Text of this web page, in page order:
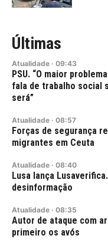
Últimas
Atualidade · 09:43
PSU. “O maior
fala de trabalho social
será”
Atualidade · 08:57
Forças de segurança
migrantes em Ceuta
Atualidade · 08:40
Lusa lança
desinformação
Atualidade · 08:35
Autor de ataque com
primeiro os avós